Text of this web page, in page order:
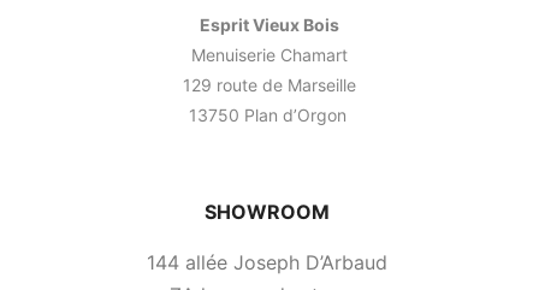
Esprit Vieux Bois
Menuiserie Chamart
129 route de Marseille
13750 Plan d’Orgon
SHOWROOM
144 allée Joseph D’Arbaud